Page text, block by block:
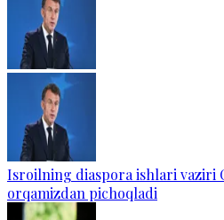
Isroilning diaspora ishlari vaziri
orqamizdan pichoqladi